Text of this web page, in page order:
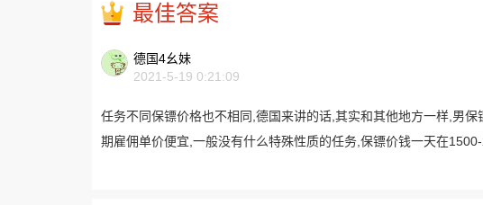
最佳答案
德国4幺妹
2021-5-19 0:21:09
任务不同保镖价格也不相同,德国来讲的话,其实和其他地方一样,男
期雇佣单价便宜,一般没有什么特殊性质的任务,保镖价钱一天在1500-